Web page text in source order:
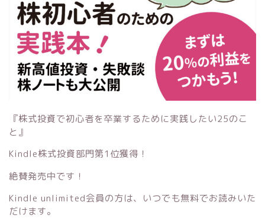
『株式投資で初心者を卒業するために実践したい25のこ
と』
Kindle株式投資部門第1位獲得！
絶賛発売中です！
Kindle unlimited会員の方は、いつでも無料でお読みいた
だけます。